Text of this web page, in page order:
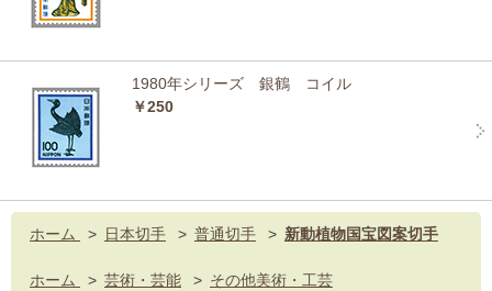
1980年シリーズ 銀鶴 コイル
￥250
ホーム > 日本切手 > 普通切手 > 新動植物国宝図案切手
ホーム > 芸術・芸能 > その他美術・工芸